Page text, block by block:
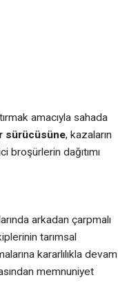
amacıyla sahada
sürücüsüne, kazaların
broşürlerin dağıtımı
arkadan çarpmalı
tarımsal
kararlılıkla devam
memnuniyet